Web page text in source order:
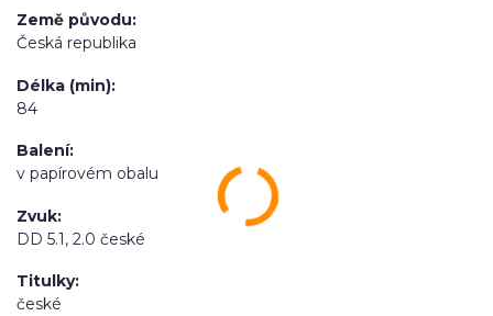
Země původu
Česká republika
Délka (min)
84
Balení
v papírovém obalu
Zvuk
DD 5.1, 2.0 české
Titulky
české